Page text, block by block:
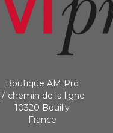
Boutique AM Pro
7 chemin de la ligne
10320 Bouilly
France